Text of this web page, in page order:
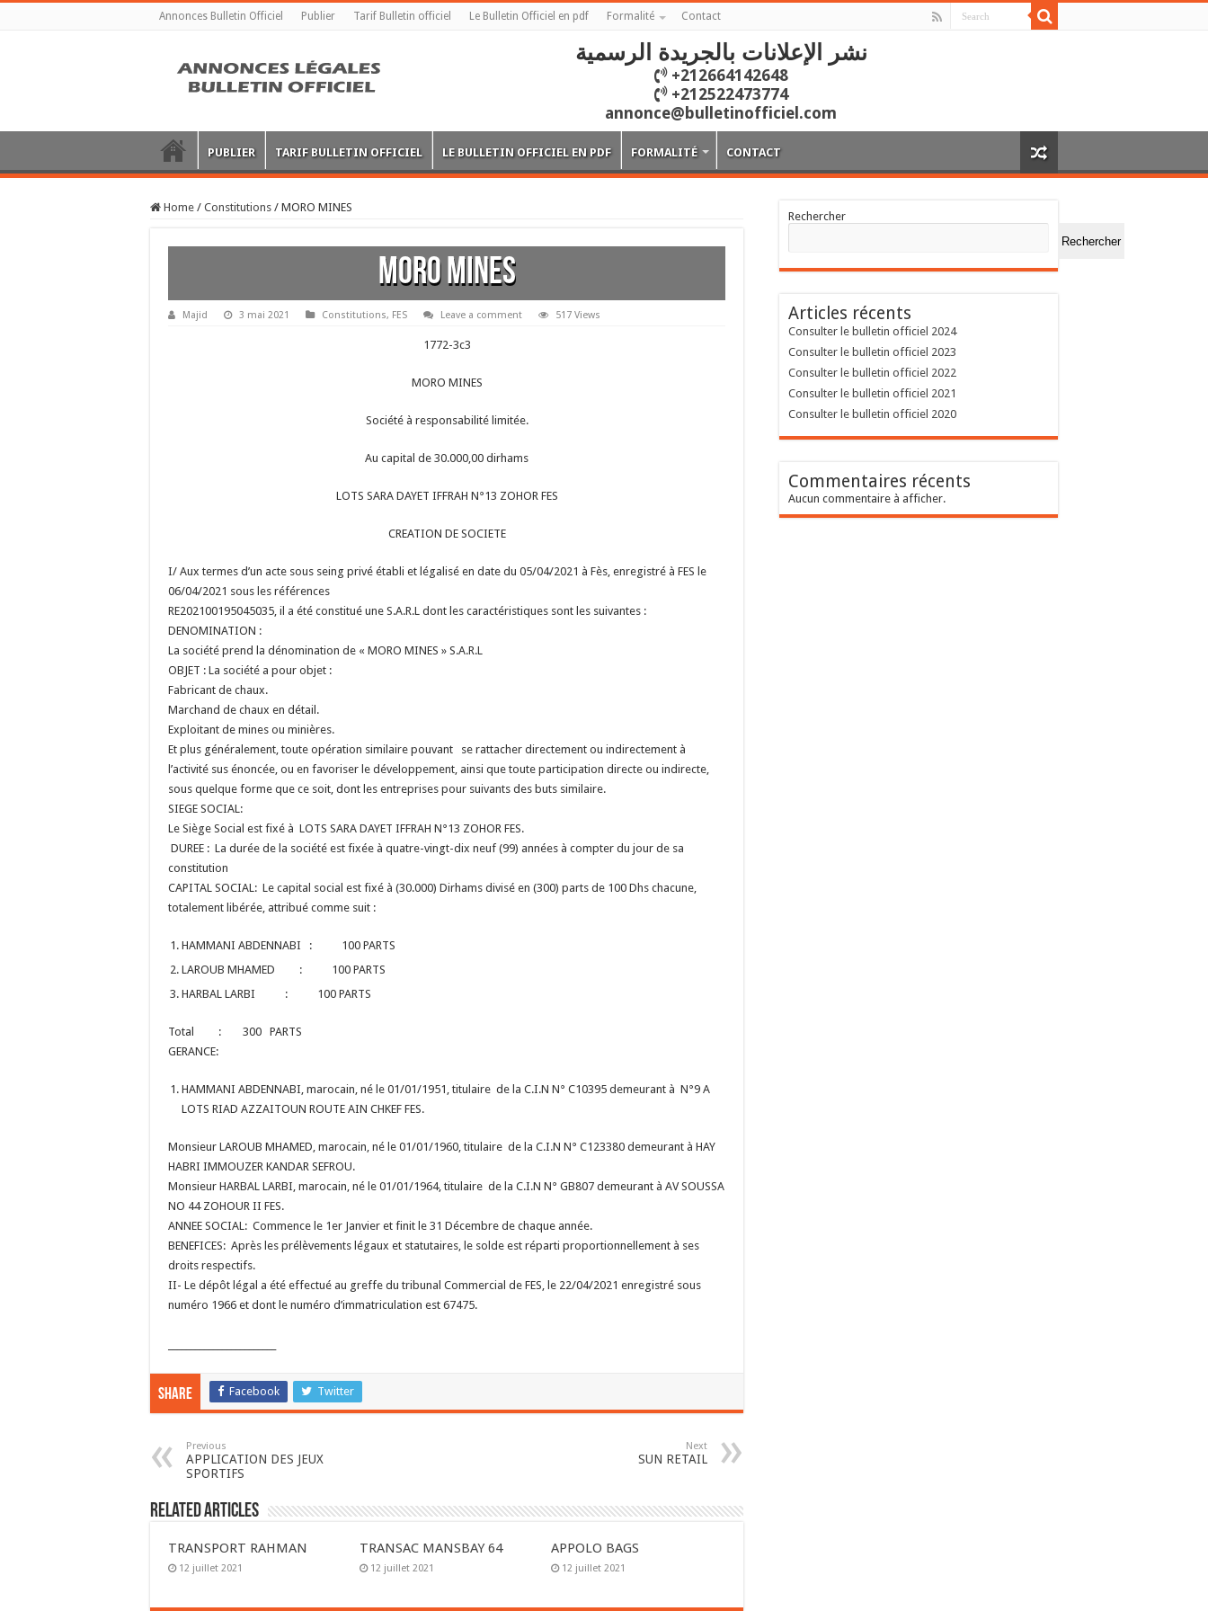
Annonces Bulletin Officiel Publier Tarif Bulletin officiel Le Bulletin Officiel en pdf Formalité Contact
نشر الإعلانات بالجريدة الرسمية
+212664142648
+212522473774
annonce@bulletinofficiel.com
PUBLIER TARIF BULLETIN OFFICIEL LE BULLETIN OFFICIEL EN PDF FORMALITÉ CONTACT
Home / Constitutions / MORO MINES
MORO MINES
Majid 3 mai 2021 Constitutions, FES Leave a comment 517 Views
1772-3c3
MORO MINES
Société à responsabilité limitée.
Au capital de 30.000,00 dirhams
LOTS SARA DAYET IFFRAH N°13 ZOHOR FES
CREATION DE SOCIETE
I/ Aux termes d’un acte sous seing privé établi et légalisé en date du 05/04/2021 à Fès, enregistré à FES le
06/04/2021 sous les références
RE202100195045035, il a été constitué une S.A.R.L dont les caractéristiques sont les suivantes :
DENOMINATION :
La société prend la dénomination de « MORO MINES » S.A.R.L
OBJET : La société a pour objet :
Fabricant de chaux.
Marchand de chaux en détail.
Exploitant de mines ou minières.
Et plus généralement, toute opération similaire pouvant se rattacher directement ou indirectement à
l’activité sus énoncée, ou en favoriser le développement, ainsi que toute participation directe ou indirecte,
sous quelque forme que ce soit, dont les entreprises pour suivants des buts similaire.
SIEGE SOCIAL:
Le Siège Social est fixé à LOTS SARA DAYET IFFRAH N°13 ZOHOR FES.
DUREE : La durée de la société est fixée à quatre-vingt-dix neuf (99) années à compter du jour de sa
constitution
CAPITAL SOCIAL: Le capital social est fixé à (30.000) Dirhams divisé en (300) parts de 100 Dhs chacune,
totalement libérée, attribué comme suit :
HAMMANI ABDENNABI : 100 PARTS
LAROUB MHAMED : 100 PARTS
HARBAL LARBI : 100 PARTS
Total : 300 PARTS
GERANCE:
HAMMANI ABDENNABI, marocain, né le 01/01/1951, titulaire de la C.I.N N° C10395 demeurant à N°9 A
LOTS RIAD AZZAITOUN ROUTE AIN CHKEF FES.
Monsieur LAROUB MHAMED, marocain, né le 01/01/1960, titulaire de la C.I.N N° C123380 demeurant à HAY
HABRI IMMOUZER KANDAR SEFROU.
Monsieur HARBAL LARBI, marocain, né le 01/01/1964, titulaire de la C.I.N N° GB807 demeurant à AV SOUSSA
NO 44 ZOHOUR II FES.
ANNEE SOCIAL: Commence le 1er Janvier et finit le 31 Décembre de chaque année.
BENEFICES: Après les prélèvements légaux et statutaires, le solde est réparti proportionnellement à ses
droits respectifs.
II- Le dépôt légal a été effectué au greffe du tribunal Commercial de FES, le 22/04/2021 enregistré sous
numéro 1966 et dont le numéro d’immatriculation est 67475.
Share Facebook Twitter
Previous
APPLICATION DES JEUX
SPORTIFS
Next
SUN RETAIL
Related Articles
TRANSPORT RAHMAN
12 juillet 2021
TRANSAC MANSBAY 64
12 juillet 2021
APPOLO BAGS
12 juillet 2021
Rechercher
Rechercher
Articles récents
Consulter le bulletin officiel 2024
Consulter le bulletin officiel 2023
Consulter le bulletin officiel 2022
Consulter le bulletin officiel 2021
Consulter le bulletin officiel 2020
Commentaires récents
Aucun commentaire à afficher.